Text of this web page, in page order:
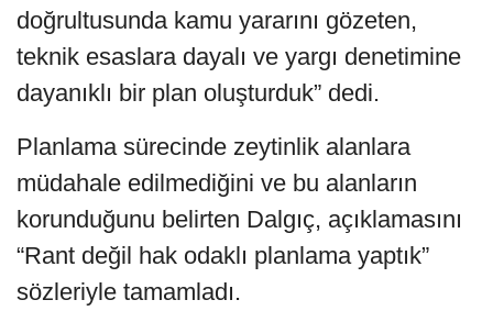
doğrultusunda kamu yararını gözeten,
teknik esaslara dayalı ve yargı denetimine
dayanıklı bir plan oluşturduk” dedi.
Planlama sürecinde zeytinlik alanlara
müdahale edilmediğini ve bu alanların
korunduğunu belirten Dalgıç, açıklamasını
“Rant değil hak odaklı planlama yaptık”
sözleriyle tamamladı.